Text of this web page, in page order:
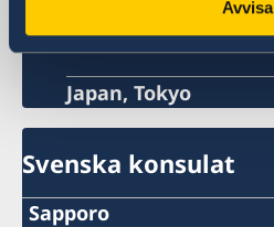
Avvisa
Sveriges ambassad
Japan, Tokyo
Svenska konsulat
Sapporo